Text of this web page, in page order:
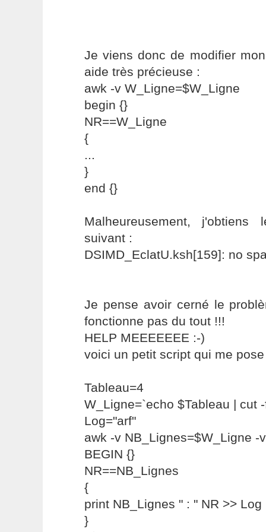
Je viens donc de modifier
aide très précieuse :
awk -v W_Ligne=$W_Ligne
begin {}
NR==W_Ligne
{
...
}
end {}
Malheureusement, j'obtiens
suivant :
DSIMD_EclatU.ksh[159]: no
Je pense avoir cerné le
fonctionne pas du tout !!!
HELP MEEEEEEE :-)
voici un petit script qui me
Tableau=4
W_Ligne=`echo $Tableau | cut
Log="arf"
awk -v NB_Lignes=$W_Ligne -
BEGIN {}
NR==NB_Lignes
{
print NB_Lignes " : " NR >> Log
}